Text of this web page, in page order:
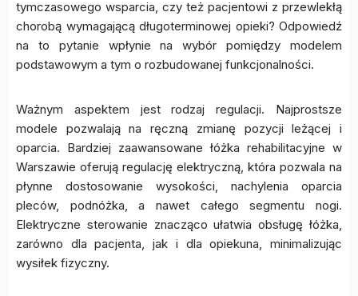
tymczasowego wsparcia, czy też pacjentowi z przewlekłą
chorobą wymagającą długoterminowej opieki? Odpowiedź
na to pytanie wpłynie na wybór pomiędzy modelem
podstawowym a tym o rozbudowanej funkcjonalności.
Ważnym aspektem jest rodzaj regulacji. Najprostsze
modele pozwalają na ręczną zmianę pozycji leżącej i
oparcia. Bardziej zaawansowane łóżka rehabilitacyjne w
Warszawie oferują regulację elektryczną, która pozwala na
płynne dostosowanie wysokości, nachylenia oparcia
pleców, podnóżka, a nawet całego segmentu nogi.
Elektryczne sterowanie znacząco ułatwia obsługę łóżka,
zarówno dla pacjenta, jak i dla opiekuna, minimalizując
wysiłek fizyczny.